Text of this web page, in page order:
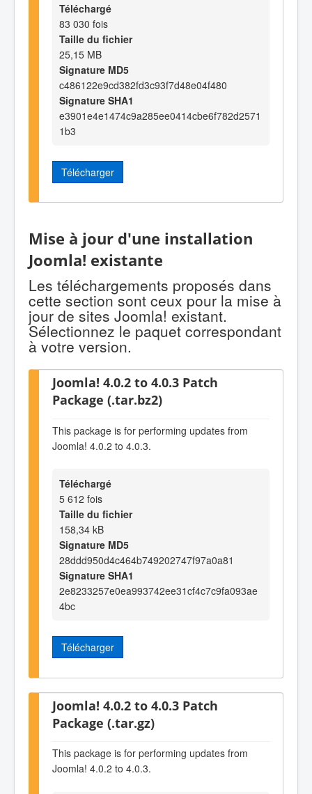
Téléchargé
83 030 fois
Taille du fichier
25,15 MB
Signature MD5
c486122e9cd382fd3c93f7d48e04f480
Signature SHA1
e3901e4e1474c9a285ee0414cbe6f782d2571
1b3
Télécharger
Mise à jour d'une installation
Joomla! existante
Les téléchargements proposés dans
cette section sont ceux pour la mise à
jour de sites Joomla! existant.
Sélectionnez le paquet correspondant
à votre version.
Joomla! 4.0.2 to 4.0.3 Patch
Package (.tar.bz2)
This package is for performing updates from
Joomla! 4.0.2 to 4.0.3.
Téléchargé
5 612 fois
Taille du fichier
158,34 kB
Signature MD5
28ddd950d4c464b749202747f97a0a81
Signature SHA1
2e8233257e0ea993742ee31cf4c7c9fa093ae
4bc
Télécharger
Joomla! 4.0.2 to 4.0.3 Patch
Package (.tar.gz)
This package is for performing updates from
Joomla! 4.0.2 to 4.0.3.